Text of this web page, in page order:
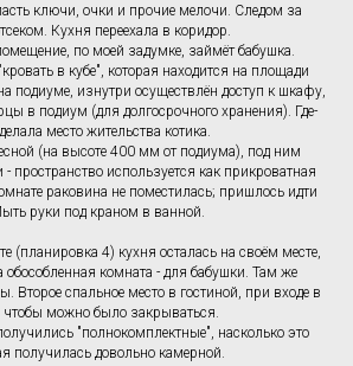
ключи, очки и прочие мелочи. Следом за
Кухня переехала в коридор.
по моей задумке, займёт бабушка.
в кубе", которая находится на площади
подиуме, изнутри осуществлён доступ к шкафу,
в подиум (для долгосрочного хранения). Где-
место жительства котика.
(на высоте 400 мм от подиума), под ним
- пространство используется как прикроватная
раковина не поместилась; пришлось идти
руки под краном в ванной.
(планировка 4) кухня осталась на своём месте,
обособленная комната - для бабушки. Там же
Второе спальное место в гостиной, при входе в
чтобы можно было закрываться.
"полнокомплектные", насколько это
получилась довольно камерной.